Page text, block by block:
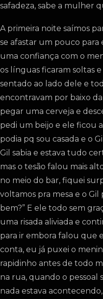
safadeza, sabe a mulher
A primeira noite saímos
se afastar um pouco
uma confiança com o
os línguas ficaram soltas e
sentado ao lado dele e
encontravam por baixo
pegar uma cerveja e
pedi um beijo e ele ficou
podia pq sou casada e o
Gil sabia e estava tudo
mas o tesão falou mais
no meio do bar, fiquei
voltamos pra mesa e o
bem?” E ele todo sem
uma risada aliviada e
para ir embora falou que
conta, eu já puxei o
rapidinho antes de todo
na rua, quando o pessoal
nada estava